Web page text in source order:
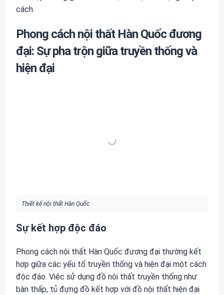
cách.
Phong cách nội thất Hàn Quốc đương
đại: Sự pha trộn giữa truyền thống và
hiện đại
Thiết kế nội thất Hàn Quốc
Sự kết hợp độc đáo
Phong cách nội thất Hàn Quốc đương đại thường kết
hợp giữa các yếu tố truyền thống và hiện đại một cách
độc đáo. Việc sử dụng đồ nội thất truyền thống như
bàn thấp, tủ đựng đồ kết hợp với đồ nội thất hiện đại